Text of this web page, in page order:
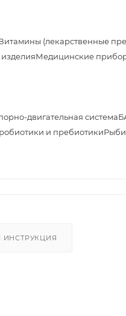
(лекарственные
Медицинские
двигательная система
и пребиотики